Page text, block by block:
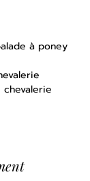
à poney
chevalerie